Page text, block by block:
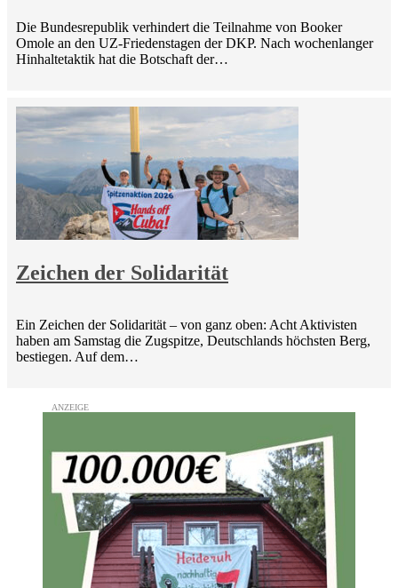
Die Bundesrepublik verhindert die Teilnahme von Booker
Omole an den UZ-Friedenstagen der DKP. Nach wochenlanger
Hinhaltetaktik hat die Botschaft der…
Zeichen der Solidarität
Ein Zeichen der Solidarität – von ganz oben: Acht Aktivisten
haben am Samstag die Zugspitze, Deutschlands höchsten Berg,
bestiegen. Auf dem…